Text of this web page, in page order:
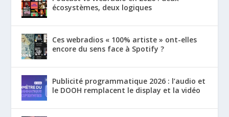
écosystèmes, deux logiques
Ces webradios « 100% artiste » ont-elles
encore du sens face à Spotify ?
Publicité programmatique 2026 : l’audio et
le DOOH remplacent le display et la vidéo